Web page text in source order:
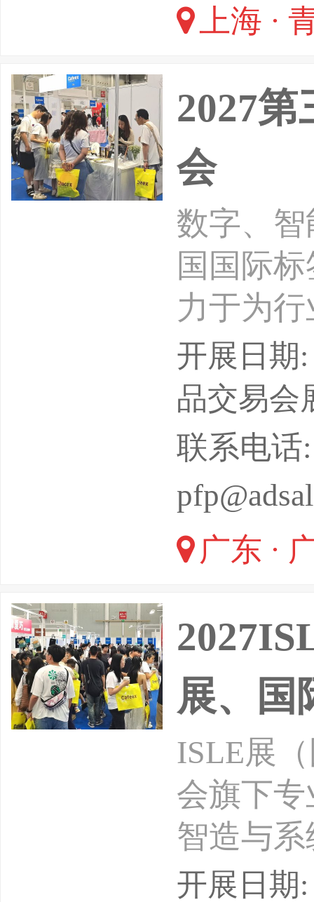
向智而
新序幕。
上海 ·
2027
会
数字、
国国际
力于为
刷技术
需求，
绿色材
展目标
包装工
动，覆
开展日期
品交易会
联系电话
广东 ·
展、国
ISLE展
会旗下
智造与
焦“专业
开展日期